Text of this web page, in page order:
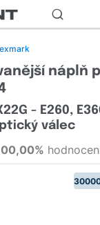
náplň
- E260,
válec